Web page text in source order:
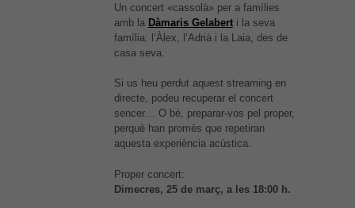
Un concert «cassolà» per a famílies
amb la Dàmaris Gelaberti la seva
família: l’Àlex, l’Adrià i la Laia, des de
casa seva.
Si us heu perdut aquest streaming en
directe, podeu recuperar el concert
sencer… O bé, preparar-vos pel proper,
perquè han promès que repetiran
aquesta experiència acústica.
Proper concert:
Dimecres, 25 de març, a les 18:00 h.
És possible que la vostra
aquest contingut. El més probable
és que tinguis l'experiència